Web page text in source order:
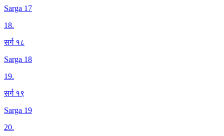
Sarga 17
18.
सर्ग १८
Sarga 18
19.
सर्ग १९
Sarga 19
20.